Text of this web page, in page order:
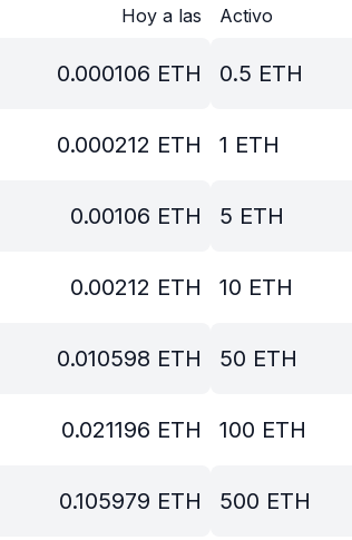
Hoy a las
0.000106 ETH
0.000212 ETH
0.00106 ETH
0.00212 ETH
0.010598 ETH
0.021196 ETH
0.105979 ETH
Activo
0.5 ETH
1 ETH
5 ETH
10 ETH
50 ETH
100 ETH
500 ETH